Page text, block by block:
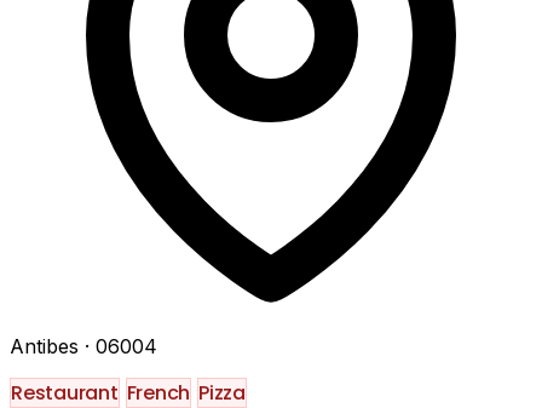
Antibes · 06004
Restaurant French Pizza